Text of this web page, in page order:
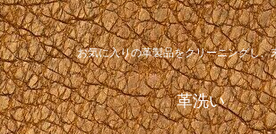
お気に入りの革製品をクリーニングし、
革洗い